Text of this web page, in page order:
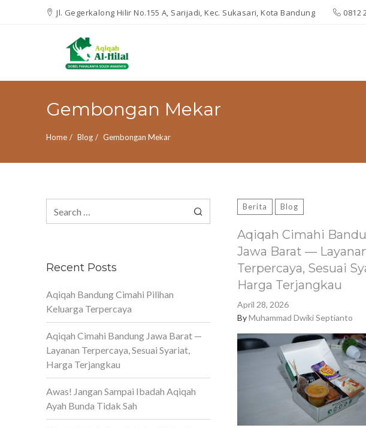
Jl. Gegerkalong Hilir No.155 A, Sarijadi, Kec. Sukasari, Kota Bandung 0812
Gembongan Mekar
Home Blog Gembongan Mekar
Berita Blog
Aqiqah Cimahi
Jawa Barat —
Terpercaya, Sesuai
Harga Terjangkau
April 28, 2026
ByMuhammad Dwiki Septianto
for:
Recent Posts
Aqiqah Bandung Cimahi Pilihan
Keluarga Terpercaya
Aqiqah Cimahi Bandung Jawa Barat —
Layanan Terpercaya, Sesuai Syariat,
Harga Terjangkau
Awas! Jangan Sampai Ibadah Aqiqah
Ayah Bunda Tidak Sah